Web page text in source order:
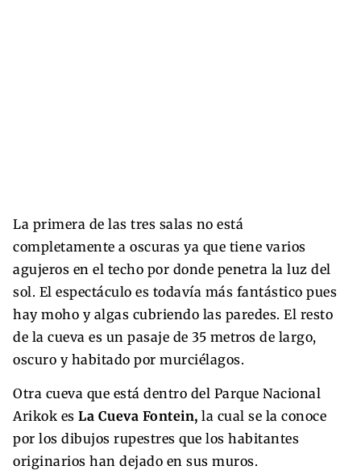
La primera de las tres salas no está
completamente a oscuras ya que tiene varios
agujeros en el techo por donde penetra la luz del
sol. El espectáculo es todavía más fantástico pues
hay moho y algas cubriendo las paredes. El resto
de la cueva es un pasaje de 35 metros de largo,
oscuro y habitado por murciélagos.
Otra cueva que está dentro del Parque Nacional
Arikok es La Cueva Fontein, la cual se la conoce
por los dibujos rupestres que los habitantes
originarios han dejado en sus muros.